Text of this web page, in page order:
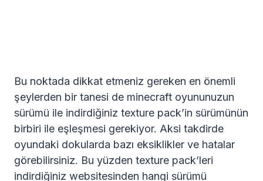
Bu noktada dikkat etmeniz gereken en önemli
şeylerden bir tanesi de minecraft oyununuzun
sürümü ile indirdiğiniz texture pack’in sürümünün
birbiri ile eşleşmesi gerekiyor. Aksi takdirde
oyundaki dokularda bazı eksiklikler ve hatalar
görebilirsiniz. Bu yüzden texture pack’leri
indirdiğiniz websitesinden hangi sürümü